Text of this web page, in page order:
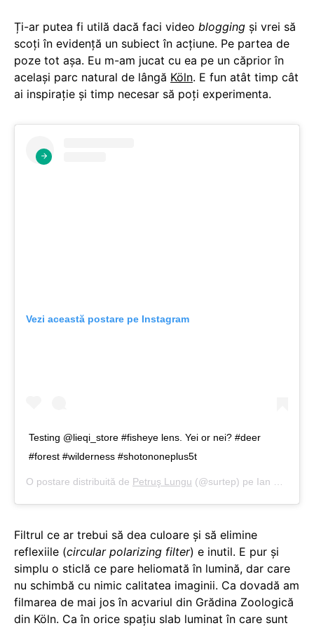
Ți-ar putea fi utilă dacă faci video blogging și vrei să
scoți în evidență un subiect în acțiune. Pe partea de
poze tot așa. Eu m-am jucat cu ea pe un căprior în
același parc natural de lângă Köln. E fun atât timp cât
ai inspirație și timp necesar să poți experimenta.
Vezi această postare pe Instagram
Testing @lieqi_store #fisheye lens. Yei or nei? #deer
#forest #wilderness #shotononeplus5t
O postare distribuită de Petruş Lungu (@surtep) pe Ian 1, 2019 at 6:44 PST
Filtrul ce ar trebui să dea culoare și să elimine
reflexiile (circular polarizing filter) e inutil. E pur și
simplu o sticlă ce pare heliomată în lumină, dar care
nu schimbă cu nimic calitatea imaginii. Ca dovadă am
filmarea de mai jos în acvariul din Grădina Zoologică
din Köln. Ca în orice spațiu slab luminat în care sunt